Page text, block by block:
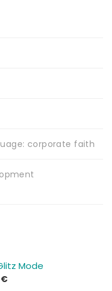
corporate faith
Mode
€Price